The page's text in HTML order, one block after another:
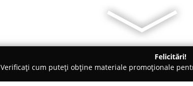
Felicitări!
Verificați cum puteți obține materiale promoționale